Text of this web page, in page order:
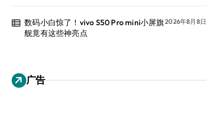
数码小白惊了！vivo S50 Pro mini小屏旗
舰竟有这些神亮点
2026年8月8日
广告